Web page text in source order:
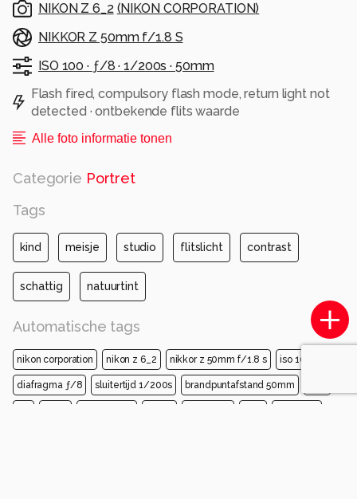
NIKON Z 6_2 (NIKON CORPORATION)
NIKKOR Z 50mm f/1.8 S
ISO 100 · ƒ/8 ·1/200s ·50mm
Flash fired, compulsory flash mode, return light not
detected · ontbekende flits waarde
Alle foto informatie tonen
Categorie Portret
Tags
kind meisje studio flitslicht contrast
schattig natuurtint
Automatische tags
nikon corporation nikon z 6_2 nikkor z 50mm f/1.8 s iso 100
diafragma ƒ/8 sluitertijd 1/200s brandpuntafstand 50mm